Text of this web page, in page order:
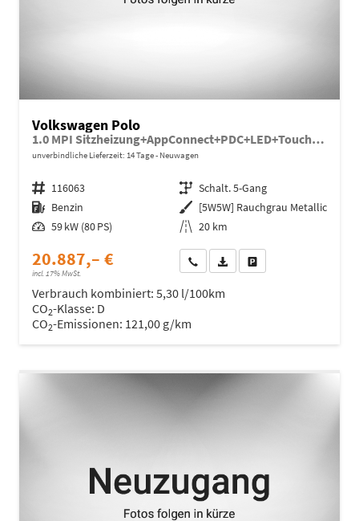
Volkswagen Polo
1.0 MPI Sitzheizung+AppConnect+PDC+LED+Touch+Lichtsensor+MultiLenkrad
unverbindliche Lieferzeit: 14 Tage Neuwagen
Fahrzeugnr. 116063 Getriebe Schalt. 5-Gang
Kraftstoff Benzin Außenfarbe [5W5W] Rauchgrau Metallic
Leistung 59 kW (80 PS) Kilometerstand 20 km
20.887,– €
incl. 17% MwSt.
Wir rufen Sie anFahrzeugexposé (PDF)
Verbrauch kombiniert: 5,30 l/100km
CO2-Klasse: D
CO2-Emissionen: 121,00 g/km